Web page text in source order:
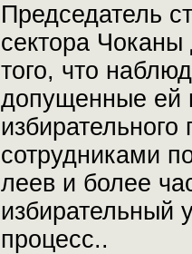
Председатель
сектора
того, что
допущенные ей
сотрудниками
леев и более
избирательный
процесс..